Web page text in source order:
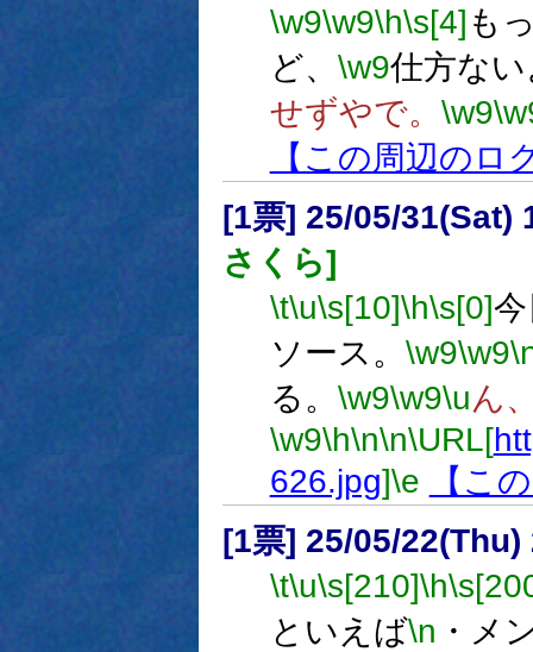
\w9\w9\h\s[4] も
ど、 \w9仕方な
せずやで。 \w9
【この周辺のロ
[1票] 25/05/31(Sat)
さくら]
\t\u\s[10]\h\s[0]
ソース。 \w9\w9
る。 \w9\w9\uん
\w9\h\n\n\URL[
626.jpg]\e
【こ
[1票] 25/05/
\t\u\s[210]\h
といえば\n ・メ